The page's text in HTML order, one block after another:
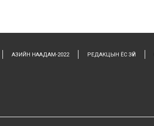
АЗИЙН НААДАМ-2022 РЕДАКЦЫН ЁС ЗҮЙ